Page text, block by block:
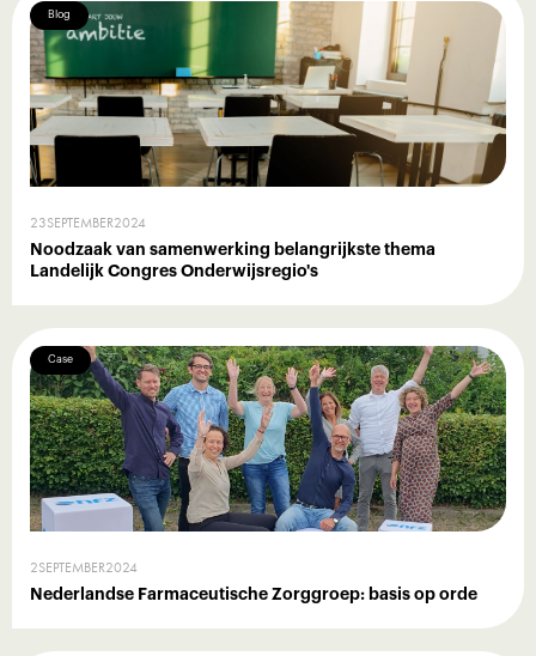
Blog
23SEPTEMBER2024
Noodzaak van samenwerking belangrijkste thema
Landelijk Congres Onderwijsregio's
Case
2SEPTEMBER2024
Nederlandse Farmaceutische Zorggroep: basis op orde